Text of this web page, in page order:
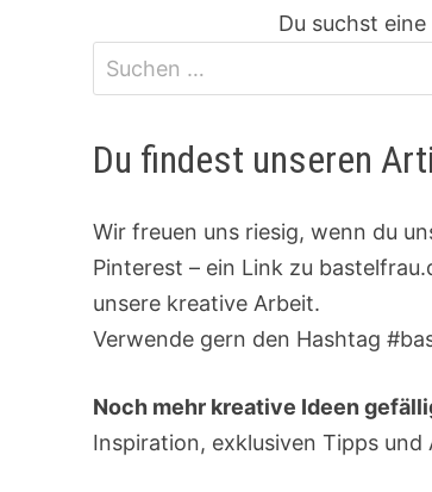
Du suchst
Du findest unseren
Wir freuen uns riesig, wenn du
Pinterest – ein Link zu
unsere kreative Arbeit.
Verwende gern den Hashtag
Noch mehr kreative Ideen
Inspiration, exklusiven Tipps